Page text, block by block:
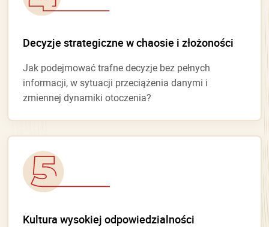
Decyzje strategiczne w chaosie i złożoności
Jak podejmować trafne decyzje bez pełnych
informacji, w sytuacji przeciążenia danymi i
zmiennej dynamiki otoczenia?
Kultura wysokiej odpowiedzialności